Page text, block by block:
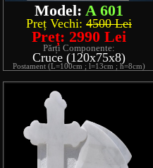
Model: A 601
Preț Vechi: 4500 Lei
Preț: 2990 Lei
Părți Componente:
Cruce (120x75x8)
Postament (L=100cm ; l=13cm ; h=8cm)